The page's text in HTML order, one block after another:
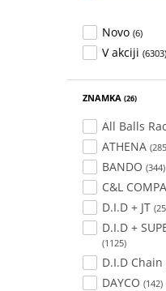
Novo (6)
V akciji (6303)
ZNAMKA (26)
All Balls
ATHENA
BANDO (344)
C&L
D.I.D + JT
D.I.D +
(1125)
D.I.D Chain
DAYCO (142)